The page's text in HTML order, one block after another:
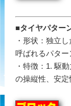
■タイヤパター
・形状：独立
呼ばれるパター
・特徴：1. 駆
の操縦性、安定